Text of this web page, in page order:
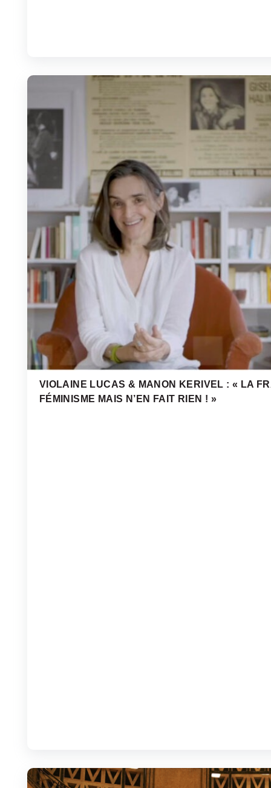
VIOLAINE LUCAS & MANON KERIVEL : « LA
FÉMINISME MAIS N’EN FAIT RIEN ! »